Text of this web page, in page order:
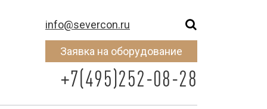
info@severcon.ru
Заявка на оборудование
+7(495)252-08-28